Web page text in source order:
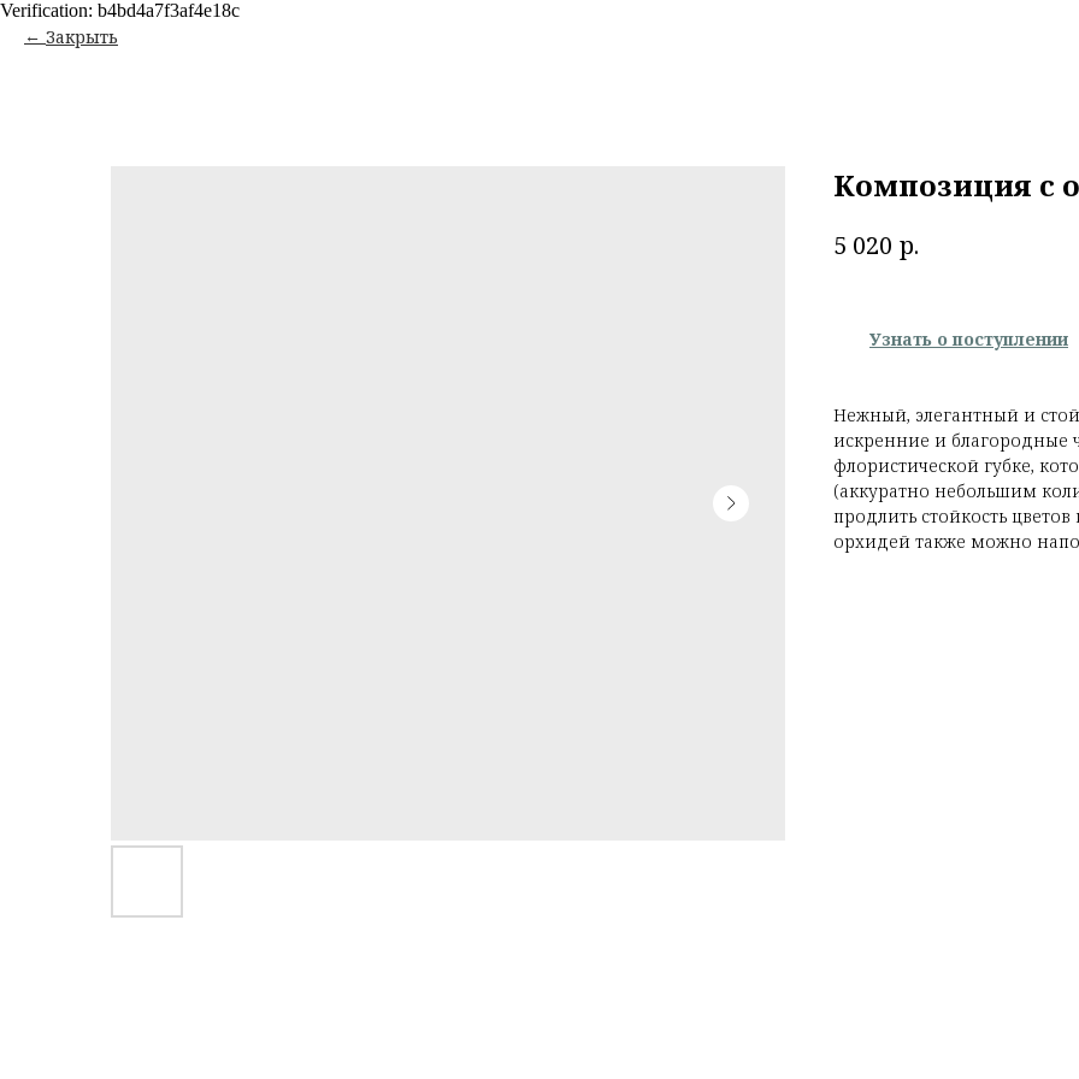
Verification: b4bd4a7f3af4e18c
Закрыть
Композиция с
5 020 р.
Узнать о поступлении
Нежный, элегантный и
искренние и благородные
флористической губке,
(аккуратно небольшим
продлить стойкость
орхидей также можно